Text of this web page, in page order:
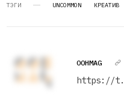
ТЭГИ UNCOMMON КРЕАТИВ
OOHMAG
https://